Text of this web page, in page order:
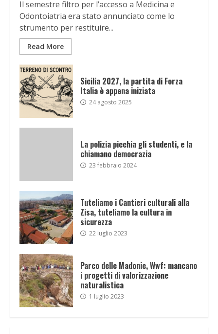
Il semestre filtro per l’accesso a Medicina e
Odontoiatria era stato annunciato come lo
strumento per restituire...
Read More
Sicilia 2027, la partita di Forza
Italia è appena iniziata
24 agosto 2025
La polizia picchia gli studenti, e la
chiamano democrazia
23 febbraio 2024
Tuteliamo i Cantieri culturali alla
Zisa, tuteliamo la cultura in
sicurezza
22 luglio 2023
Parco delle Madonie, Wwf: mancano
i progetti di valorizzazione
naturalistica
1 luglio 2023